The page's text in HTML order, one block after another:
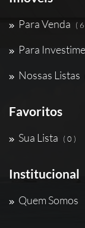
Para Venda (
Para
Nossas Listas
Favoritos
Sua Lista ( 0 )
Institucional
Quem Somos